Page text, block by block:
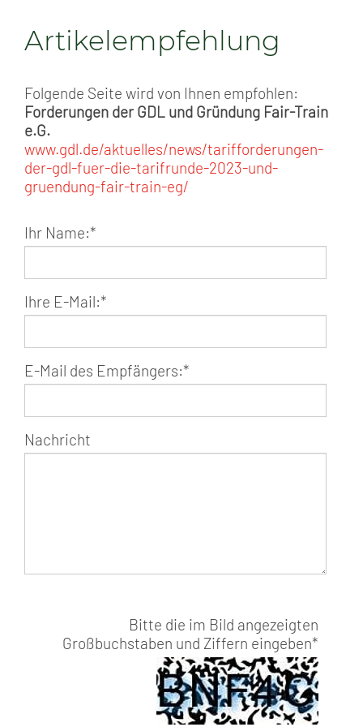
Artikelempfehlung
Folgende Seite wird von Ihnen empfohlen:
Forderungen der GDL und Gründung Fair-Train
e.G.
www.gdl.de/aktuelles/news/tarifforderungen-
der-gdl-fuer-die-tarifrunde-2023-und-
gruendung-fair-train-eg/
Ihr Name:*
Ihre E-Mail:*
E-Mail des Empfängers:*
Nachricht
Bitte die im Bild angezeigten
Großbuchstaben und Ziffern eingeben*